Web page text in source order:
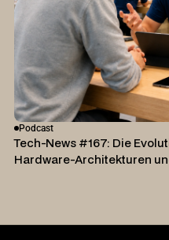
Podcast
Tech-News #167: Die
Hardware-Architekturen